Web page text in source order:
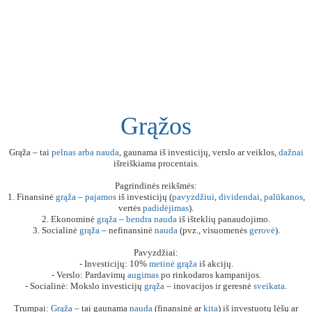
Grąžos
Grąža – tai pelnas arba nauda, gaunama iš investicijų, verslo ar veiklos, dažnai
išreiškiama procentais.
Pagrindinės reikšmės:
1. Finansinė grąža– pajamosiš investicijų (pavyzdžiui, dividendai, palūkanos,
vertės padidėjimas).
2. Ekonominė grąža – bendra nauda iš išteklių panaudojimo.
3. Socialinė grąža– nefinansinė nauda(pvz., visuomenės gerovė).
Pavyzdžiai:
- Investicijų: 10% metinė grąžaiš akcijų.
- Verslo: Pardavimų augimaspo rinkodaros kampanijos.
- Socialinė: Mokslo investicijų grąža – inovacijos ir geresnė sveikata.
Trumpai: Grąža – tai gaunama nauda (finansinė arkita) iš investuotų lėšų ar